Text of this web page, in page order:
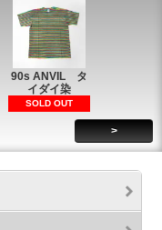
90s ANVIL タ
イダイ染
SOLD OUT
>